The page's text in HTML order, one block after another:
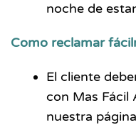
noche de
Como reclamar
El cliente
con Mas Fácil
nuestra